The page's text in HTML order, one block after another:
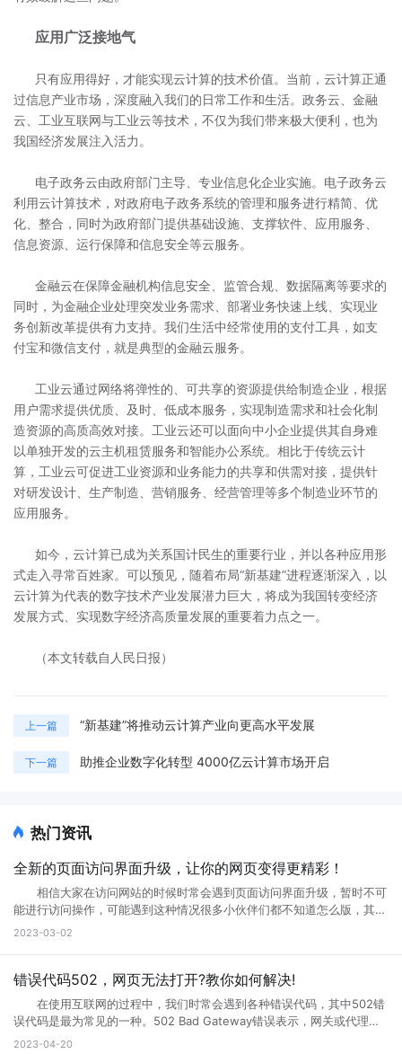
应用广泛接地气
只有应用得好，才能实现云计算的技术价值。当前，云计算正通
过信息产业市场，深度融入我们的日常工作和生活。政务云、金融
云、工业互联网与工业云等技术，不仅为我们带来极大便利，也为
我国经济发展注入活力。
电子政务云由政府部门主导、专业信息化企业实施。电子政务云
利用云计算技术，对政府电子政务系统的管理和服务进行精简、优
化、整合，同时为政府部门提供基础设施、支撑软件、应用服务、
信息资源、运行保障和信息安全等云服务。
金融云在保障金融机构信息安全、监管合规、数据隔离等要求的
同时，为金融企业处理突发业务需求、部署业务快速上线、实现业
务创新改革提供有力支持。我们生活中经常使用的支付工具，如支
付宝和微信支付，就是典型的金融云服务。
工业云通过网络将弹性的、可共享的资源提供给制造企业，根据
用户需求提供优质、及时、低成本服务，实现制造需求和社会化制
造资源的高质高效对接。工业云还可以面向中小企业提供其自身难
以单独开发的云主机租赁服务和智能办公系统。相比于传统云计
算，工业云可促进工业资源和业务能力的共享和供需对接，提供针
对研发设计、生产制造、营销服务、经营管理等多个制造业环节的
应用服务。
如今，云计算已成为关系国计民生的重要行业，并以各种应用形
式走入寻常百姓家。可以预见，随着布局“新基建”进程逐渐深入，以
云计算为代表的数字技术产业发展潜力巨大，将成为我国转变经济
发展方式、实现数字经济高质量发展的重要着力点之一。
（本文转载自人民日报）
上一篇 “新基建”将推动云计算产业向更高水平发展
下一篇 助推企业数字化转型 4000亿云计算市场开启
热门资讯
全新的页面访问界面升级，让你的网页变得更精彩！
相信大家在访问网站的时候时常会遇到页面访问界面升级，暂时不可
能进行访问操作，可能遇到这种情况很多小伙伴们都不知道怎么版，其实
互联网网页在正常使用过程中是不会出现这种问题的。那么如果遇到页面
问页面，就是用户们正在访问的网页正在进行升级，暂时不可能进行访问
者们会通过升级访问提升网页的流畅度，让大家后续访问过程中更加顺
畅。这样上网就不会太卡了。 页面访问界面升级通知怎么设置出现页
面访问升级通知中，可以首先打开这个永久访问页面，然后点击升级按
2023-03-02
错误代码502，网页无法打开?教你如何解决!
在使用互联网的过程中，我们时常会遇到各种错误代码，其中502错
误代码是最为常见的一种。502 Bad Gateway错误表示，网关或代理服
务无法将请求发送到上游服务器。那么，错误代码502是什么意思?错误
2023-04-20